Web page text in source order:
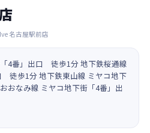
名古屋駅前店
4番」出口 徒歩1分 地下鉄桜通線
徒歩1分 地下鉄東山線 ミヤコ地下
おなみ線 ミヤコ地下街「4番」出